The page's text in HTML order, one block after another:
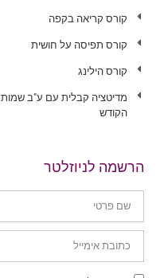
קורס קריאה בקפה
קורס תפיסה על חושית
קורס הילינג
מדיטציה קבלית עם ע"ב שמות
הקודש
הרשמה לניוזלטר